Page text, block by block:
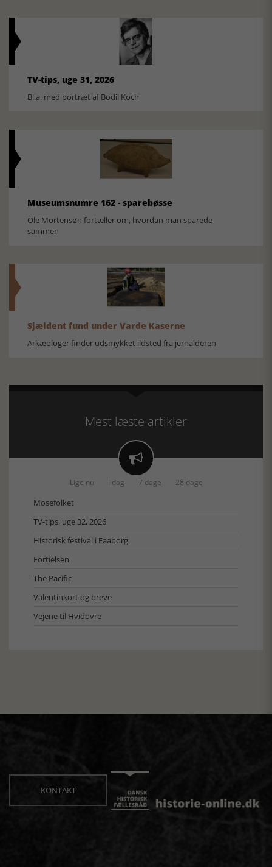
TV-tips, uge 31, 2026
Bl.a. med portræt af Bodil Koch
Museumsnumre 162 - sparebøsse
Ole Mortensøn fortæller om, hvordan man sparede
sammen
Sjældent fund under Varde Kaserne
Arkæologer finder udsmykket ildsted fra jernalderen
Mest læste artikler

Lige nu I dag 7 dage 28 dage
Mosefolket
TV-tips, uge 32, 2026
Historisk festival i Faaborg
Fortielsen
The Pacific
Valentinkort og breve
Vejene til Hvidovre
KONTAKT